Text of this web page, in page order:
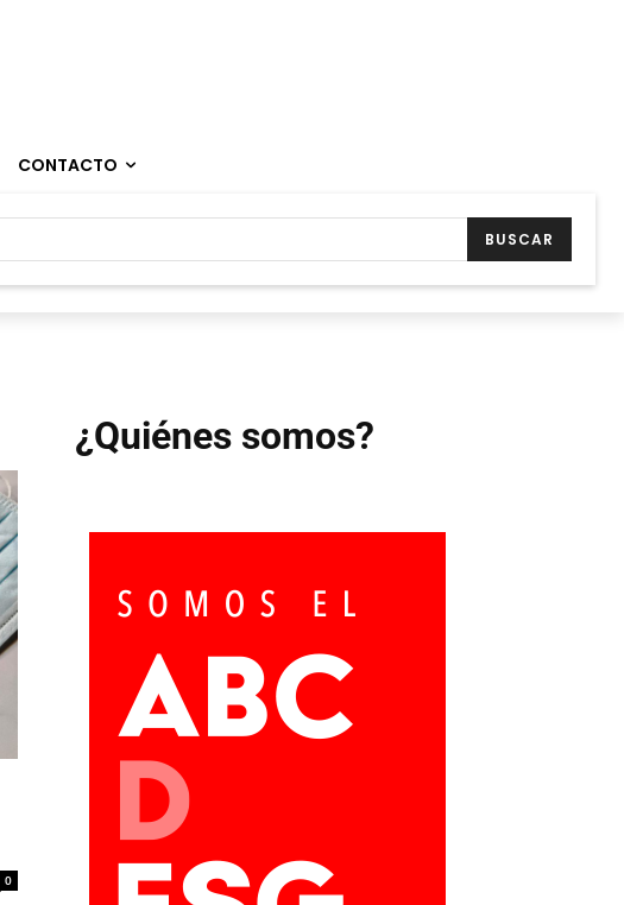
CONTACTO
BUSCAR
0
¿Quiénes somos?